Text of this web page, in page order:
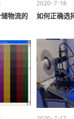
物流的
2020-7-18
如何正确选